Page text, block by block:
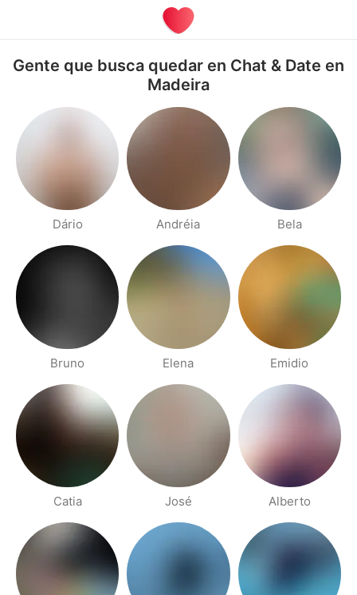
Gente que busca quedar en Chat & Date en
Madeira
Dário Andréia Bela
Bruno Elena Emidio
Catia José Alberto